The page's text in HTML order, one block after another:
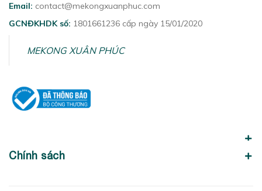
Email: contact@mekongxuanphuc.com
GCNĐKHDK số: 1801661236 cấp ngày 15/01/2020
MEKONG XUÂN PHÚC
Chính sách